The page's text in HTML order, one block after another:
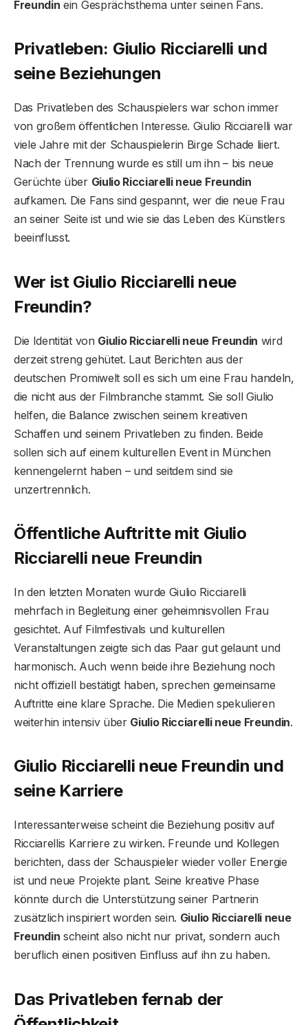
Freundin ein Gesprächsthema unter seinen Fans.
Privatleben: Giulio Ricciarelli und
seine Beziehungen
Das Privatleben des Schauspielers war schon immer
von großem öffentlichen Interesse. Giulio Ricciarelli war
viele Jahre mit der Schauspielerin Birge Schade liiert.
Nach der Trennung wurde es still um ihn – bis neue
Gerüchte über Giulio Ricciarelli neue Freundin
aufkamen. Die Fans sind gespannt, wer die neue Frau
an seiner Seite ist und wie sie das Leben des Künstlers
beeinflusst.
Wer ist Giulio Ricciarelli neue
Freundin?
Die Identität von Giulio Ricciarelli neue Freundin wird
derzeit streng gehütet. Laut Berichten aus der
deutschen Promiwelt soll es sich um eine Frau handeln,
die nicht aus der Filmbranche stammt. Sie soll Giulio
helfen, die Balance zwischen seinem kreativen
Schaffen und seinem Privatleben zu finden. Beide
sollen sich auf einem kulturellen Event in München
kennengelernt haben – und seitdem sind sie
unzertrennlich.
Öffentliche Auftritte mit Giulio
Ricciarelli neue Freundin
In den letzten Monaten wurde Giulio Ricciarelli
mehrfach in Begleitung einer geheimnisvollen Frau
gesichtet. Auf Filmfestivals und kulturellen
Veranstaltungen zeigte sich das Paar gut gelaunt und
harmonisch. Auch wenn beide ihre Beziehung noch
nicht offiziell bestätigt haben, sprechen gemeinsame
Auftritte eine klare Sprache. Die Medien spekulieren
weiterhin intensiv über Giulio Ricciarelli neue Freundin.
Giulio Ricciarelli neue Freundin und
seine Karriere
Interessanterweise scheint die Beziehung positiv auf
Ricciarellis Karriere zu wirken. Freunde und Kollegen
berichten, dass der Schauspieler wieder voller Energie
ist und neue Projekte plant. Seine kreative Phase
könnte durch die Unterstützung seiner Partnerin
zusätzlich inspiriert worden sein. Giulio Ricciarelli neue
Freundin scheint also nicht nur privat, sondern auch
beruflich einen positiven Einfluss auf ihn zu haben.
Das Privatleben fernab der